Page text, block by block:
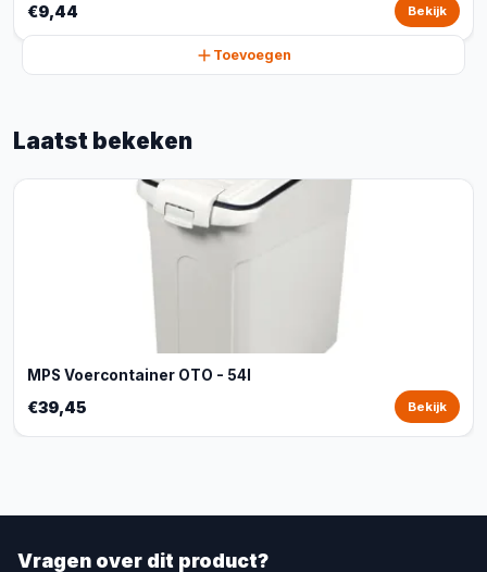
€9,44 Bekijk
Toevoegen
Laatst bekeken
MPS Voercontainer OTO - 54l
€39,45 Bekijk
Vragen over dit product?